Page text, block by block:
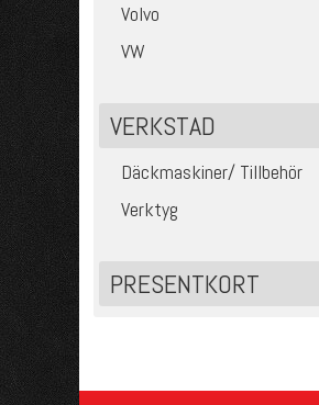
Volvo
VW
VERKSTAD
Däckmaskiner/ Tillbehör
Verktyg
PRESENTKORT